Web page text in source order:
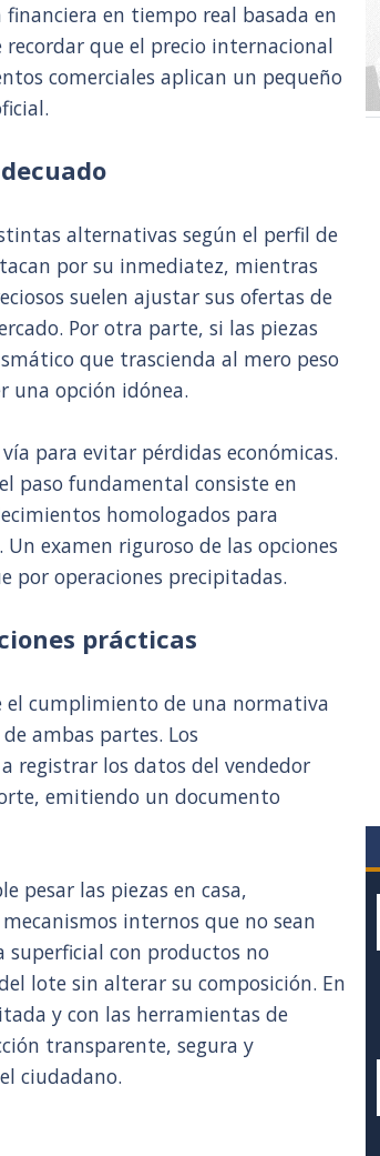
en tiempo real basada en
recordar que el precio internacional
comerciales aplican un pequeño
alternativas según el perfil de
por su inmediatez, mientras
suelen ajustar sus ofertas de
Por otra parte, si las piezas
que trascienda al mero peso
una opción idónea.
para evitar pérdidas económicas.
paso fundamental consiste en
homologados para
examen riguroso de las opciones
por operaciones precipitadas.
prácticas
el cumplimiento de una normativa
ambas partes. Los
registrar los datos del vendedor
emitiendo un documento
pesar las piezas en casa,
internos que no sean
con productos no
lote sin alterar su composición. En
y con las herramientas de
transparente, segura y
ciudadano.